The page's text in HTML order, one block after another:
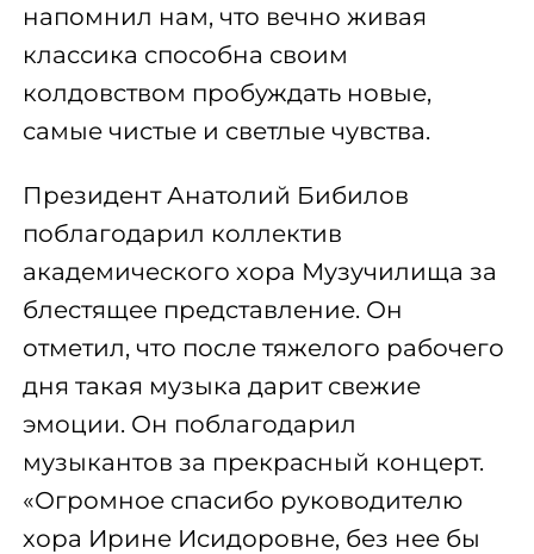
напомнил нам, что вечно живая
классика способна своим
колдовством пробуждать новые,
самые чистые и светлые чувства.
Президент Анатолий Бибилов
поблагодарил коллектив
академического хора Музучилища за
блестящее представление. Он
отметил, что после тяжелого рабочего
дня такая музыка дарит свежие
эмоции. Он поблагодарил
музыкантов за прекрасный концерт.
«Огромное спасибо руководителю
хора Ирине Исидоровне, без нее бы